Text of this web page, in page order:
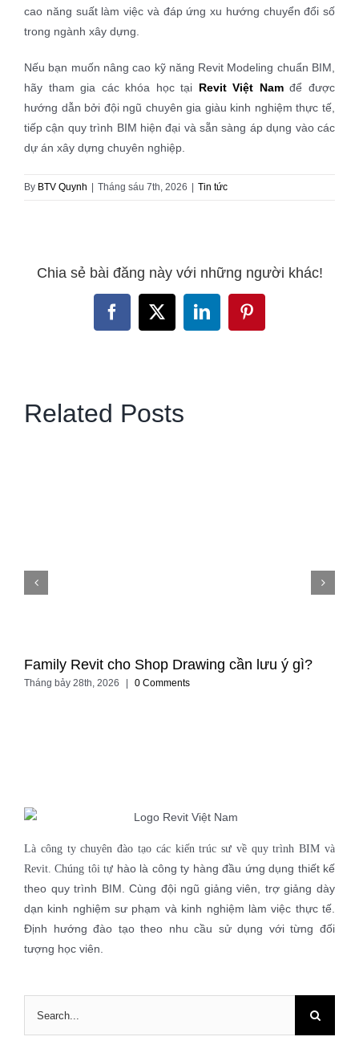
cao năng suất làm việc và đáp ứng xu hướng chuyển đổi số
trong ngành xây dựng.
Nếu bạn muốn nâng cao kỹ năng Revit Modeling chuẩn BIM,
hãy tham gia các khóa học tại Revit Việt Namđể được
hướng dẫn bởi đội ngũ chuyên gia giàu kinh nghiệm thực tế,
tiếp cận quy trình BIM hiện đại và sẵn sàng áp dụng vào các
dự án xây dựng chuyên nghiệp.
By BTV Quynh | Tháng sáu 7th, 2026 | Tin tức
Chia sẻ bài đăng này với những người khác!
Facebook
X LinkedInPinterest
Related Posts
Family Revit cho Shop Drawing cần lưu ý gì?
Tháng bảy 28th, 2026 0 Comments
Là công ty chuyên đào tạo các kiến trúc sư về quy trình BIM và
Revit. Chúng tôi tự hào là công ty hàng đầu ứng dụng thiết kế
theo quy trình BIM. Cùng đội ngũ giảng viên, trợ giảng dày
dạn kinh nghiệm sư phạm và kinh nghiệm làm việc thực tế.
Định hướng đào tạo theo nhu cầu sử dụng với từng đối
tượng học viên.